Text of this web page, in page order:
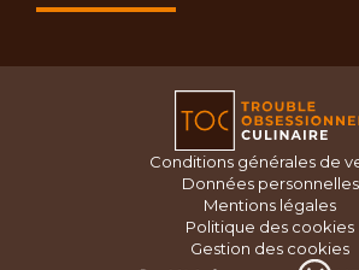
Conditions générales de
Données personnelles
Mentions légales
Politique des cookies
Gestion des cookies